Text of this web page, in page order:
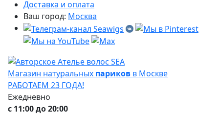
Доставка и оплата
Ваш город: Москва
Магазин натуральных париков в Москве
РАБОТАЕМ 23 ГОДА!
Ежедневно
с 11:00 до 20:00